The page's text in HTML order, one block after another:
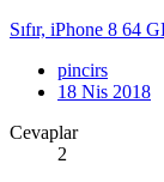
Sıfır, iPhone 8 64
pincirs
18 Nis 2018
Cevaplar
2